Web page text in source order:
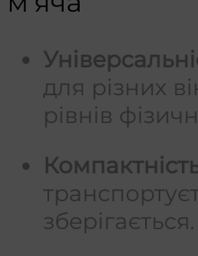
для різних
рівнів
зберігається.